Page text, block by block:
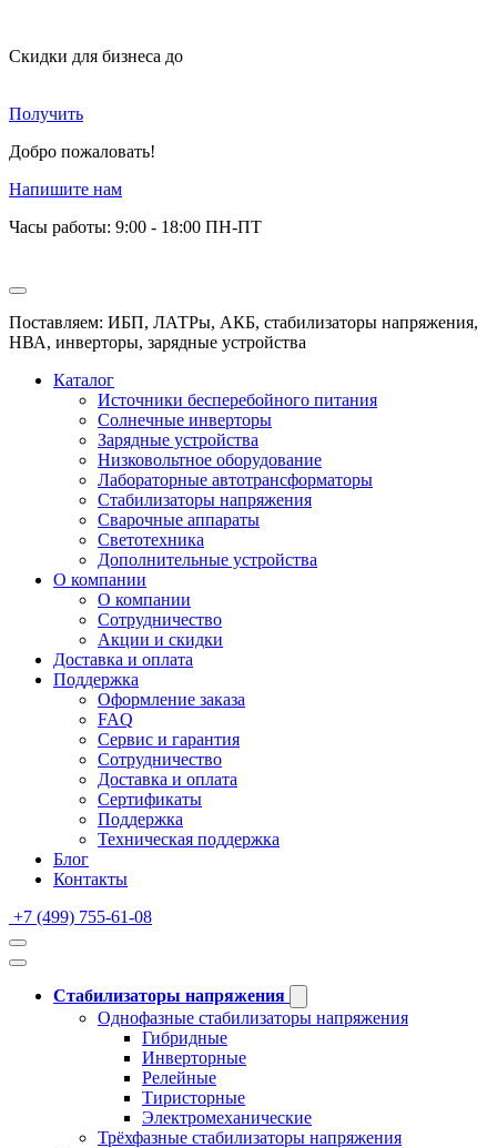
Скидки для бизнеса до
Получить
Добро пожаловать!
Напишите нам
Часы работы: 9:00 - 18:00 ПН-ПТ
Поставляем: ИБП, ЛАТРы, АКБ, стабилизаторы напряжения,
НВА, инверторы, зарядные устройства
Каталог
Источники бесперебойного питания
Солнечные инверторы
Зарядные устройства
Низковольтное оборудование
Лабораторные автотрансформаторы
Стабилизаторы напряжения
Сварочные аппараты
Светотехника
Дополнительные устройства
О компании
О компании
Сотрудничество
Акции и скидки
Доставка и оплата
Поддержка
Оформление заказа
FAQ
Сервис и гарантия
Сотрудничество
Доставка и оплата
Сертификаты
Поддержка
Техническая поддержка
Блог
Контакты
+7 (499) 755-61-08
Стабилизаторы напряжения
Однофазные стабилизаторы напряжения
Гибридные
Инверторные
Релейные
Тиристорные
Электромеханические
Трёхфазные стабилизаторы напряжения